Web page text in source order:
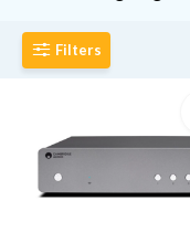
Filters